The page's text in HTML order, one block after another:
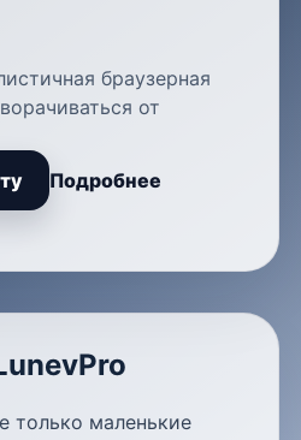
браузерная
от
Подробнее
только маленькие